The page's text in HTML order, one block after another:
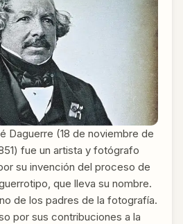
Daguerre (18 de noviembre de
fue un artista y fotógrafo
su invención del proceso de
que lleva su nombre.
de los padres de la fotografía.
por sus contribuciones a la